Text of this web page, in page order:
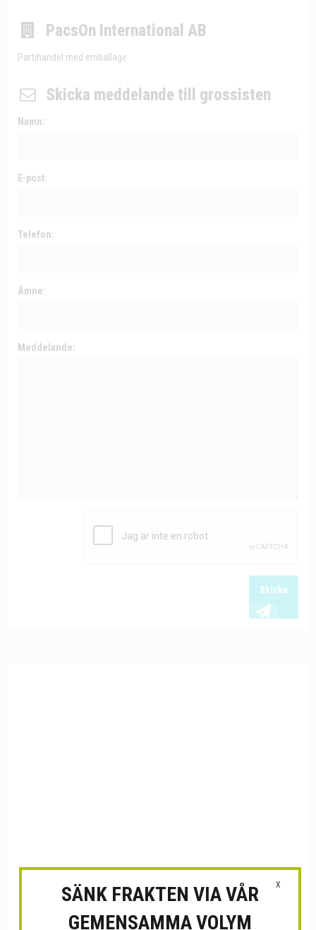
PacsOn International AB
Partihandel med emballage
Skicka meddelande till grossisten
Namn:
E-post:
Telefon:
Ämne:
Meddelande:
Skicka
X
SÄNK FRAKTEN VIA VÅR
GEMENSAMMA VOLYM